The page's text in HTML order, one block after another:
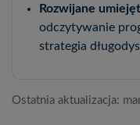
Rozwijane
odczytywanie
strategia
Ostatnia aktualizacja: